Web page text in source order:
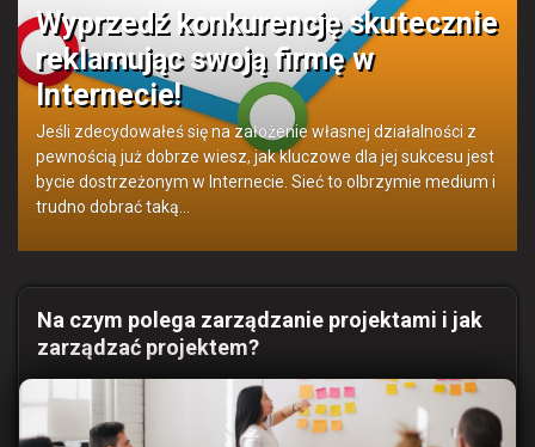
Wyprzedź konkurencję skutecznie
reklamując swoją firmę w
Internecie!
Jeśli zdecydowałeś się na założenie własnej działalności z
pewnością już dobrze wiesz, jak kluczowe dla jej sukcesu jest
bycie dostrzeżonym w Internecie. Sieć to olbrzymie medium i
trudno dobrać taką…
Na czym polega zarządzanie projektami i jak
zarządzać projektem?